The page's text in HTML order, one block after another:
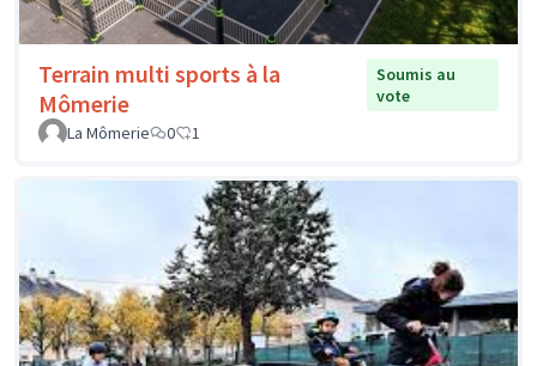
Terrain multi sports à la
Mômerie
Soumis au
vote
La Mômerie
0 1